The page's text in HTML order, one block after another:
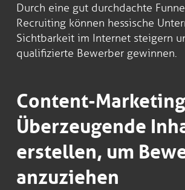
Durch eine gut durchdachte
Recruiting können hessische
Sichtbarkeit im Internet steigern
qualifizierte Bewerber gewinnen.
Content-
Überzeugende
erstellen, um
anzuziehen